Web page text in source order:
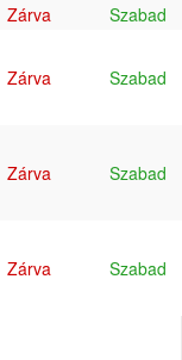
Zárva
Szabad
Zárva Szabad
Zárva Szabad
Zárva Szabad